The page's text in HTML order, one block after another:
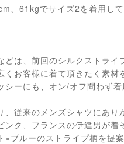
、61kgでサイズ2を着用し
どは、前回のシルクストライ
くお客様に着て頂きたく素
ーにも、オン/オフ問わず着
、従来のメンズシャツにあ
ンク、フランスの伊達男が
ブルーのストライプ柄を提案